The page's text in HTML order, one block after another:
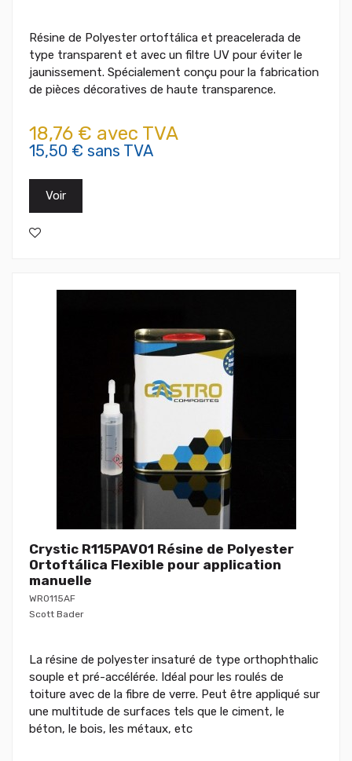
Résine de Polyester ortoftálica et preacelerada de
type transparent et avec un filtre UV pour éviter le
jaunissement. Spécialement conçu pour la fabrication
de pièces décoratives de haute transparence.
18,76 € avec TVA
15,50 € sans TVA
Voir
Crystic R115PAV01 Résine de Polyester
Ortoftálica Flexible pour application
manuelle
WR0115AF
Scott Bader
La résine de polyester insaturé de type orthophthalic
souple et pré-accélérée. Idéal pour les roulés de
toiture avec de la fibre de verre. Peut être appliqué sur
une multitude de surfaces tels que le ciment, le
béton, le bois, les métaux, etc